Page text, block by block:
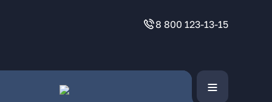
8 800 123-13-15